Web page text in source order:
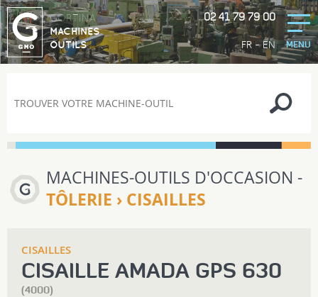
FR-EN
GORTINA
MACHINES
OUTILS
02 41 79 79 00
MENU
MACHINES-OUTILS D'OCCASION -
TÔLERIE › CISAILLES
CISAILLES
CISAILLE AMADA GPS 630
(4000)